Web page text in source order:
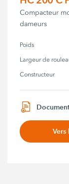
Compacteur
dameurs
Poids
Largeur de
Constructeur